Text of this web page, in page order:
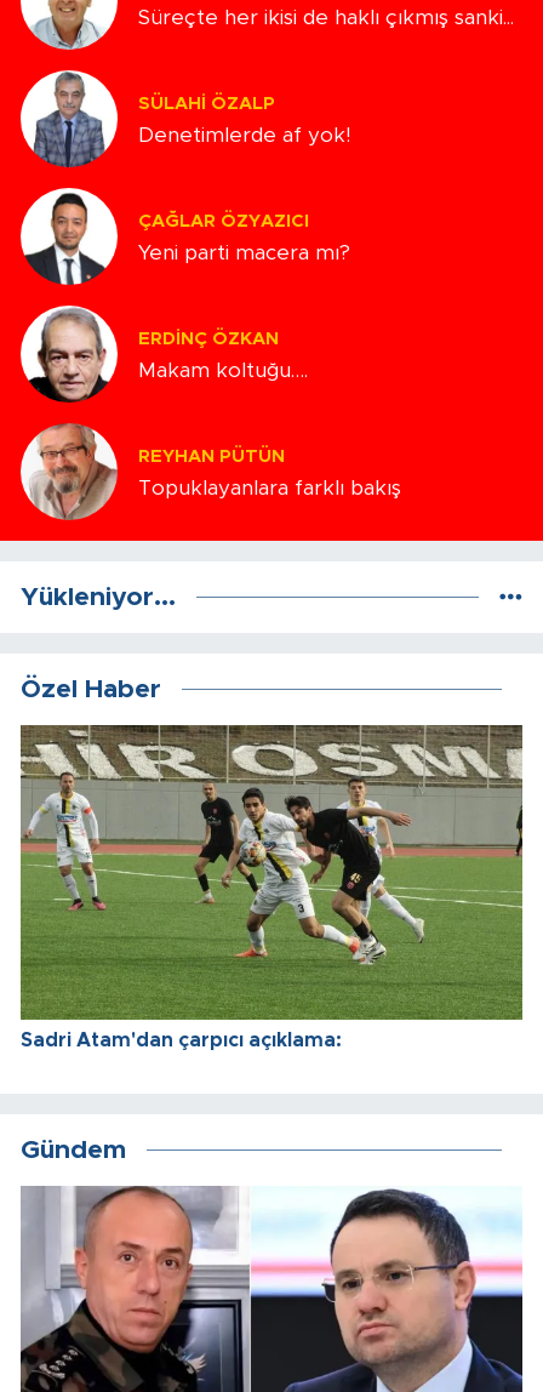
Süreçte her ikisi de haklı çıkmış sanki...
SÜLAHI ÖZALP
Denetimlerde af yok!
ÇAĞLAR ÖZYAZICI
Yeni parti macera mı?
ERDINÇ ÖZKAN
Makam koltuğu….
REYHAN PÜTÜN
Topuklayanlara farklı bakış
Yükleniyor...
Özel Haber
Sadri Atam'dan çarpıcı açıklama:
Gündem